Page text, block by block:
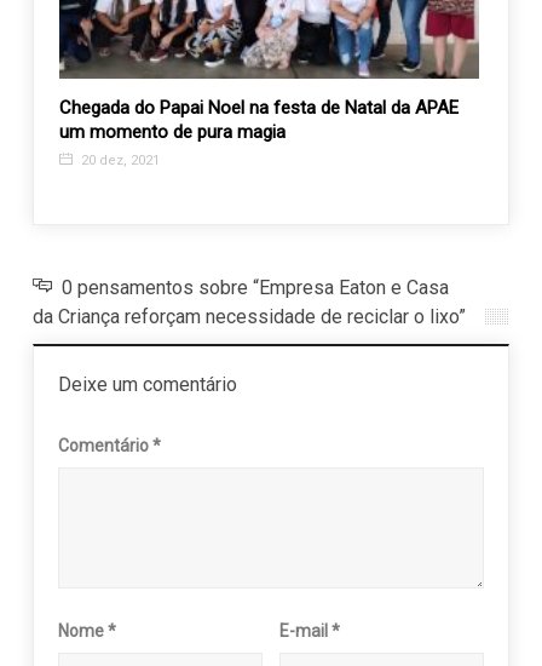
Chegada do Papai Noel na festa de Natal da APAE
um momento de pura magia
20 dez, 2021
0 pensamentos sobre “Empresa Eaton e Casa
da Criança reforçam necessidade de reciclar o lixo”
Deixe um comentário
Comentário*
Nome* E-mail*